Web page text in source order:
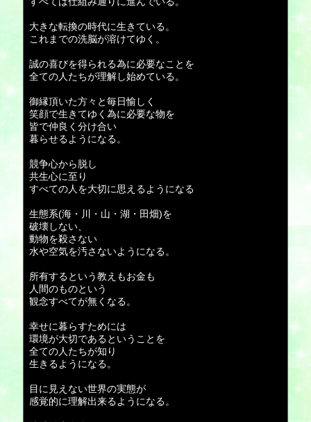
大きな転換の時代に生きている。
これまでの洗脳が溶けてゆく。
誠の喜びを得られる為に必要なことを
全ての人たちが理解し始めている。
御縁頂いた方々と毎日愉しく
笑顔で生きてゆく為に必要な物を
皆で仲良く分け合い
暮らせるようになる。
競争心から脱し
共生心に至り
すべての人を大切に思えるようになる
生態系(海・川・山・湖・田畑)を
破壊しない、
動物を殺さない
水や空気を汚さないようになる。
所有するという教えもお金も
人間のものという
観念すべてが無くなる。
幸せに暮らすためには
環境が大切であるということを
全ての人たちが知り
生きるようになる。
目に見えない世界の実態が
感覚的に理解出来るようになる。